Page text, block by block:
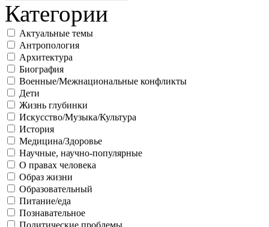
Категории
Актуальные темы
Антропология
Архитектура
Биография
Военные/Межнациональные конфликты
Дети
Жизнь глубинки
Искусство/Музыка/Культура
История
Медицина/Здоровье
Научные, научно-популярные
О правах человека
Образ жизни
Образовательный
Питание/еда
Познавательное